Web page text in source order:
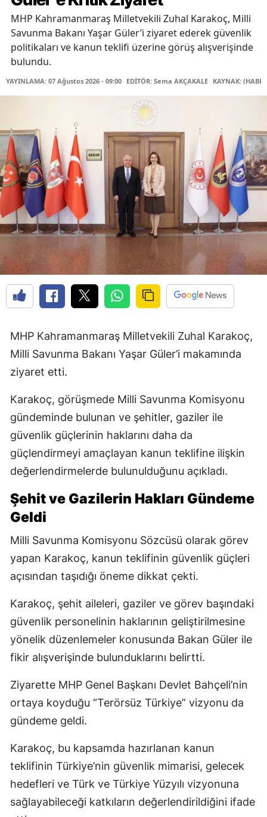
MHP Kahramanmaraş Milletvekili Zuhal Karakoç, Milli
Savunma Bakanı Yaşar Güler’i ziyaret ederek güvenlik
politikaları ve kanun teklifi üzerine görüş alışverişinde
bulundu.
YAYINLAMA: 07 Ağustos 2026 - 09:00 EDİTÖR: Sema AKÇAKALE KAYNAK:
MHP Kahramanmaraş Milletvekili Zuhal Karakoç,
Milli Savunma Bakanı Yaşar Güler’i makamında
ziyaret etti.
Karakoç, görüşmede Milli Savunma Komisyonu
gündeminde bulunan ve şehitler, gaziler ile
güvenlik güçlerinin haklarını daha da
güçlendirmeyi amaçlayan kanun teklifine ilişkin
değerlendirmelerde bulunulduğunu açıkladı.
Şehit ve Gazilerin Hakları Gündeme
Geldi
Milli Savunma Komisyonu Sözcüsü olarak görev
yapan Karakoç, kanun teklifinin güvenlik güçleri
açısından taşıdığı öneme dikkat çekti.
Karakoç, şehit aileleri, gaziler ve görev başındaki
güvenlik personelinin haklarının geliştirilmesine
yönelik düzenlemeler konusunda Bakan Güler ile
fikir alışverişinde bulunduklarını belirtti.
Ziyarette MHP Genel Başkanı Devlet Bahçeli’nin
ortaya koyduğu “Terörsüz Türkiye” vizyonu da
gündeme geldi.
Karakoç, bu kapsamda hazırlanan kanun
teklifinin Türkiye’nin güvenlik mimarisi, gelecek
hedefleri ve Türk ve Türkiye Yüzyılı vizyonuna
sağlayabileceği katkıların değerlendirildiğini ifade